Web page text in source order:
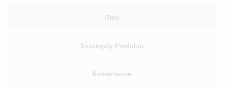
Opis
Szczegóły Produktu
Komentarze
ANULUJ